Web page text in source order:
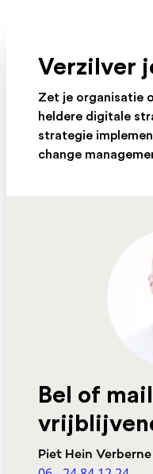
Verzilver
Zet je organisatie
heldere digitale
strategie
change
Bel of
Piet Hein Verberne